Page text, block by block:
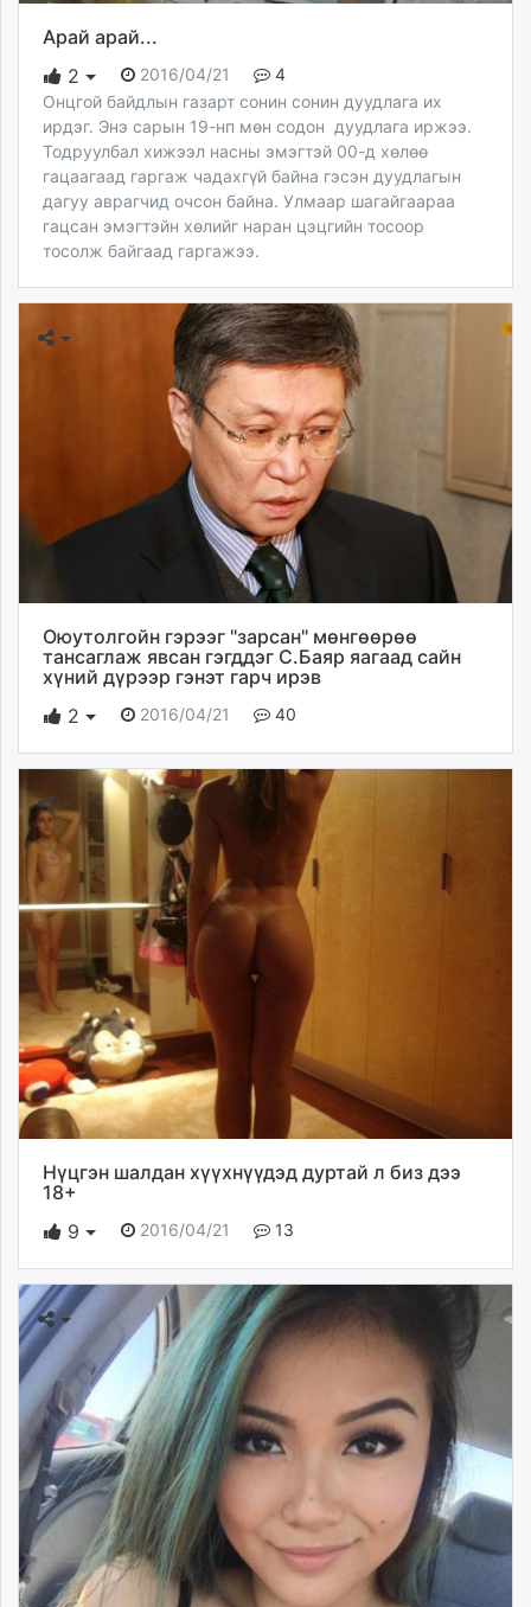
Арай арай...
2
2016/04/21
4
Онцгой байдлын газарт сонин сонин дуудлага их
ирдэг. Энэ сарын 19-нп мөн содон дуудлага иржээ.
Тодруулбал хижээл насны эмэгтэй 00-д хөлөө
гацаагаад гаргаж чадахгүй байна гэсэн дуудлагын
дагуу аврагчид очсон байна. Улмаар шагайгаараа
гацсан эмэгтэйн хөлийг наран цэцгийн тосоор
тосолж байгаад гаргажээ.
Оюутолгойн гэрээг "зарсан" мөнгөөрөө
тансаглаж явсан гэгддэг С.Баяр яагаад сайн
хүний дүрээр гэнэт гарч ирэв
2
2016/04/21 40
Нүцгэн шалдан хүүхнүүдэд дуртай л биз дээ
18+
9
2016/04/21 13